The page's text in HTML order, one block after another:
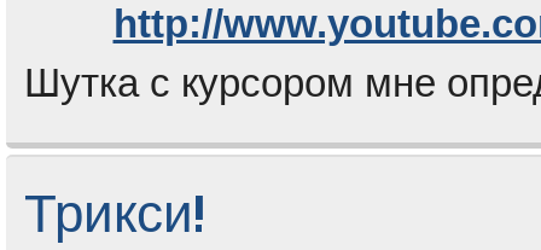
http://
Шутка с курсором мне
Трикси!